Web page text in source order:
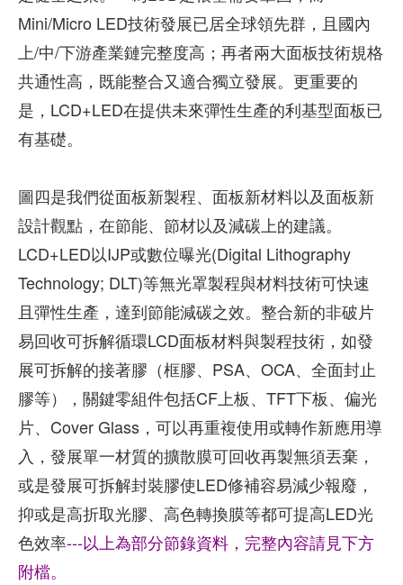
Mini/Micro LED技術發展已居全球領先群，且國內
上/中/下游產業鏈完整度高；再者兩大面板技術規格
共通性高，既能整合又適合獨立發展。更重要的
是，LCD+LED在提供未來彈性生產的利基型面板已
有基礎。
圖四是我們從面板新製程、面板新材料以及面板新
設計觀點，在節能、節材以及減碳上的建議。
LCD+LED以IJP或數位曝光(Digital Lithography
Technology; DLT)等無光罩製程與材料技術可快速
且彈性生產，達到節能減碳之效。整合新的非破片
易回收可拆解循環LCD面板材料與製程技術，如發
展可拆解的接著膠（框膠、PSA、OCA、全面封止
膠等），關鍵零組件包括CF上板、TFT下板、偏光
片、Cover Glass，可以再重複使用或轉作新應用導
入，發展單一材質的擴散膜可回收再製無須丟棄，
或是發展可拆解封裝膠使LED修補容易減少報廢，
抑或是高折取光膠、高色轉換膜等都可提高LED光
色效率---以上為部分節錄資料，完整內容請見下方
附檔。